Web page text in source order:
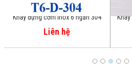
Khay cơm inox cao cấp Hàn Quốc
Liên hệ